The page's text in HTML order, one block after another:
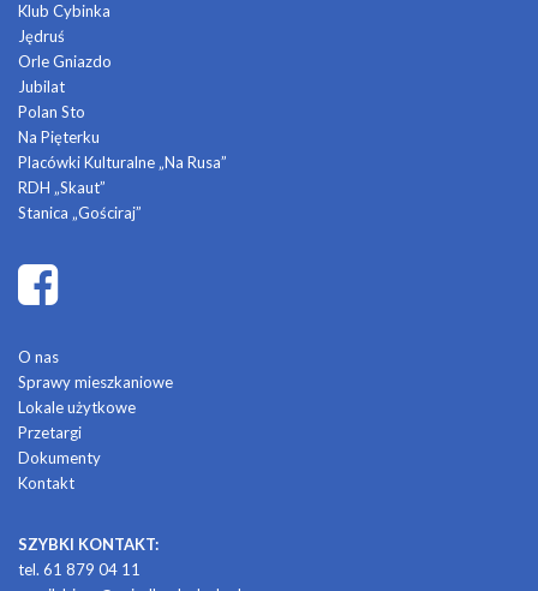
Klub Cybinka
Jędruś
Orle Gniazdo
Jubilat
Polan Sto
Na Pięterku
Placówki Kulturalne „Na Rusa”
RDH „Skaut”
Stanica „Gościraj”
O nas
Sprawy mieszkaniowe
Lokale użytkowe
Przetargi
Dokumenty
Kontakt
SZYBKI KONTAKT:
tel. 61 879 04 11